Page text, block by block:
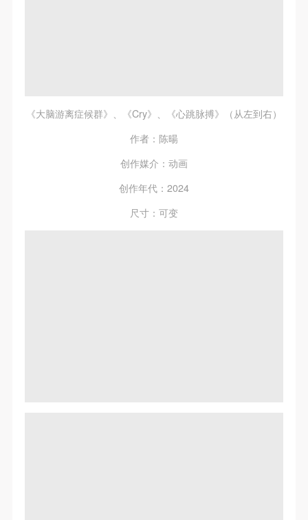
《大脑游离症候群》、《Cry》、《心跳脉搏》（从左到右）
作者：陈暘
创作媒介：动画
创作年代：2024
尺寸：可变